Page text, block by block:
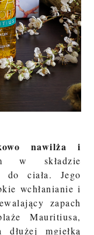
nawilża i
w składzie
do ciała. Jego
wchłanianie i
zapach
Mauritiusa,
mgiełką